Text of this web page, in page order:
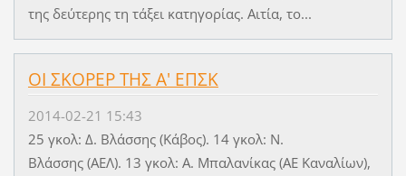
της δεύτερης τη τάξει κατηγορίας. Αιτία, το...
ΟΙ ΣΚΟΡΕΡ ΤΗΣ Α' ΕΠΣΚ
2014-02-21 15:43
25 γκολ: Δ. Βλάσσης (Κάβος). 14 γκολ: Ν.
Βλάσσης (ΑΕΛ). 13 γκολ: Α. Μπαλανίκας (ΑΕ Καναλίων),